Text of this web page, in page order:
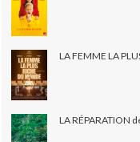
LA FEMME LA
LA RÉPARATION